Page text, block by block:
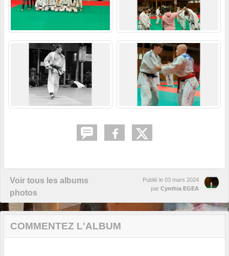
Voir tous les albums
photos
Publié le 03 mars 2024
par Cynthia EGEA
COMMENTEZ L'ALBUM